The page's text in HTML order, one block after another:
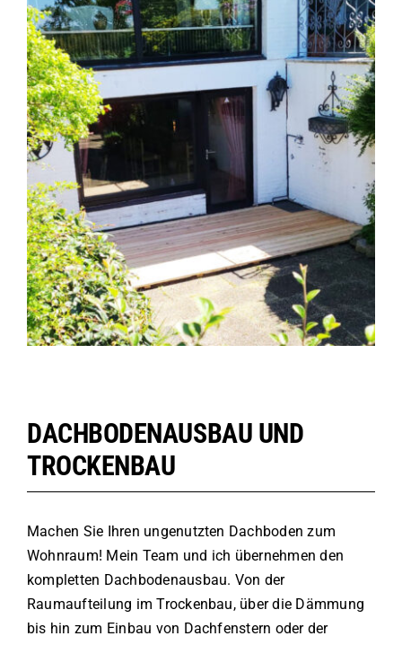
DACHBODENAUSBAU UND
TROCKENBAU
Machen Sie Ihren ungenutzten Dachboden zum
Wohnraum! Mein Team und ich übernehmen den
kompletten Dachbodenausbau. Von der
Raumaufteilung im Trockenbau, über die Dämmung
bis hin zum Einbau von Dachfenstern oder der